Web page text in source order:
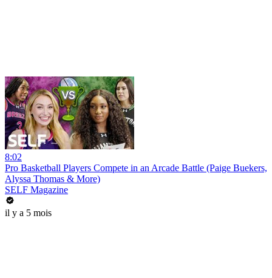
8:02
Pro Basketball Players Compete in an Arcade Battle (Paige Buekers,
Alyssa Thomas & More)
SELF Magazine
il y a 5 mois